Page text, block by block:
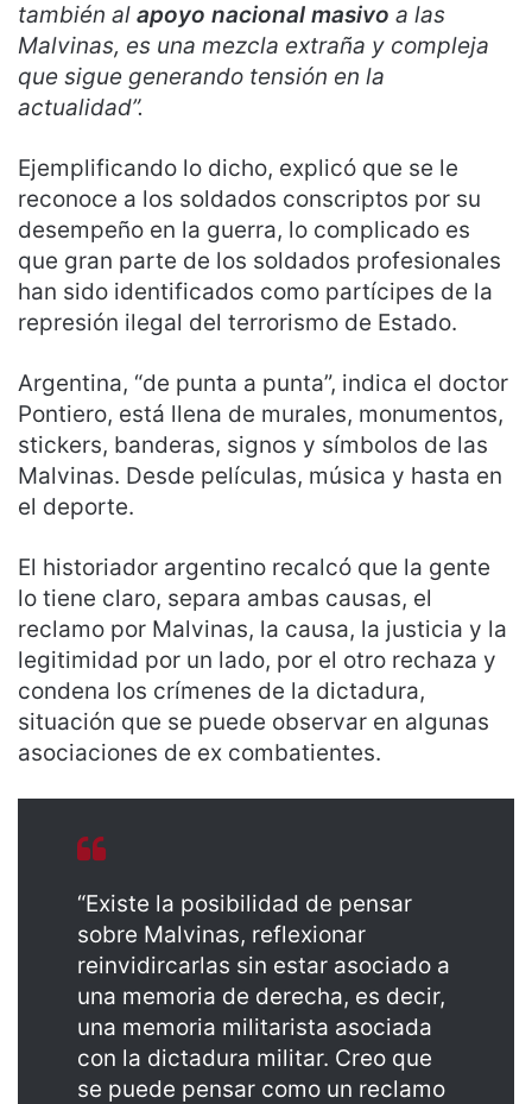
también al apoyo nacional masivo a las
Malvinas, es una mezcla extraña y compleja
que sigue generando tensión en la
actualidad”.
Ejemplificando lo dicho, explicó que se le
reconoce a los soldados conscriptos por su
desempeño en la guerra, lo complicado es
que gran parte de los soldados profesionales
han sido identificados como partícipes de la
represión ilegal del terrorismo de Estado.
Argentina, “de punta a punta”, indica el doctor
Pontiero, está llena de murales, monumentos,
stickers, banderas, signos y símbolos de las
Malvinas. Desde películas, música y hasta en
el deporte.
El historiador argentino recalcó que la gente
lo tiene claro, separa ambas causas, el
reclamo por Malvinas, la causa, la justicia y la
legitimidad por un lado, por el otro rechaza y
condena los crímenes de la dictadura,
situación que se puede observar en algunas
asociaciones de ex combatientes.
“Existe la posibilidad de pensar
sobre Malvinas, reflexionar
reinvidircarlas sin estar asociado a
una memoria de derecha, es decir,
una memoria militarista asociada
con la dictadura militar. Creo que
se puede pensar como un reclamo